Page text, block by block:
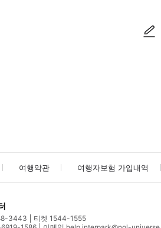
여행약관 여행자보험 가입내역
3443
티켓 1544-1555